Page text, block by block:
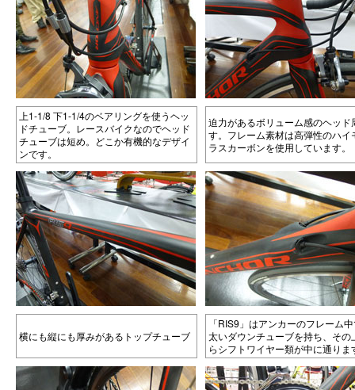
上1-1/8 下1-1/4のベアリングを使うヘッ
ドチューブ。レースバイクなのでヘッド
チューブは短め。どこか有機的なデザイ
ンです。
迫力があるボリューム感のヘッド
す。フレーム素材は高弾性のハイ
ラスカーボンを使用しています。
横にも縦にも厚みがあるトップチューブ
「RIS9」はアンカーのフレーム
太いダウンチューブを持ち、その
らシフトワイヤー類が中に通りま